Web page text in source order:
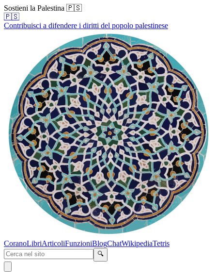
Sostieni la Palestina 🇵🇸
🇵🇸
Contribuisci a difendere i diritti del popolo palestinese
CoranoLibriArticoliFunzioniBlogChatWikipediaTetris
🔍